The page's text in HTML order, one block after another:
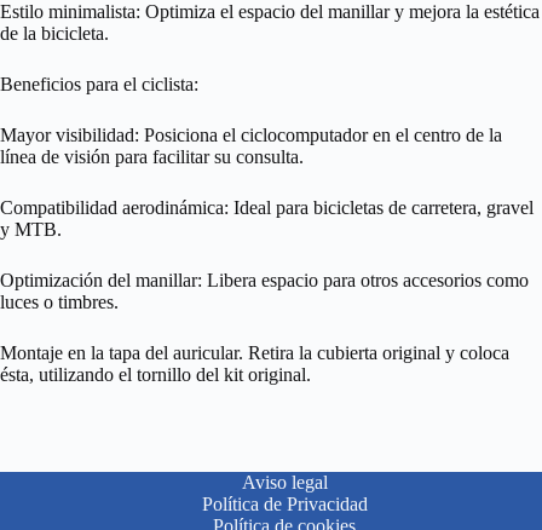
Estilo minimalista: Optimiza el espacio del manillar y mejora la estética
de la bicicleta.
Beneficios para el ciclista:
Mayor visibilidad: Posiciona el ciclocomputador en el centro de la
línea de visión para facilitar su consulta.
Compatibilidad aerodinámica: Ideal para bicicletas de carretera, gravel
y MTB.
Optimización del manillar: Libera espacio para otros accesorios como
luces o timbres.
Montaje en la tapa del auricular. Retira la cubierta original y coloca
ésta, utilizando el tornillo del kit original.
Aviso legal
Política de Privacidad
Política de cookies